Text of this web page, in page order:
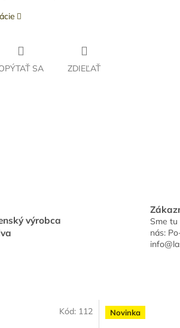
SA ZDIEĽAŤ
výrobca
Sme
nás:
Kód: 112 Novinka